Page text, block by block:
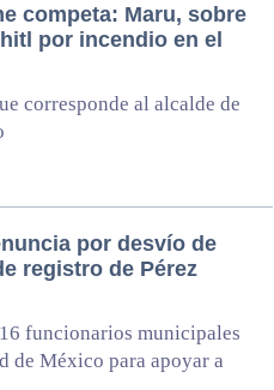
competa: Maru, sobre
por incendio en el
corresponde al alcalde de
por desvío de
registro de Pérez
funcionarios municipales
de México para apoyar a